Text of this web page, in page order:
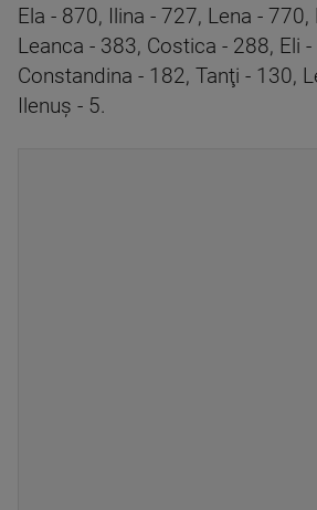
Ela - 870, Ilina - 727, Lena -
Leanca - 383, Costica - 288, Eli
Constandina - 182, Tanţi - 130,
Ilenuş - 5.